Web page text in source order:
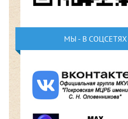
МЫ - В СОЦСЕТЯХ